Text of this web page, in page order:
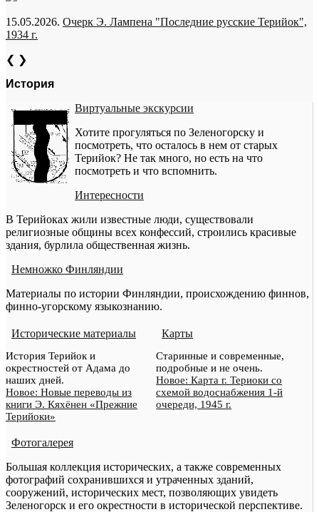
15.05.2026. Очерк Э. Лампена "Последние русские Терийок",
1934 г.
❮ ❯
История
Виртуальные экскурсии
Хотите прогуляться по Зеленогорску и
посмотреть, что осталось в нем от старых
Терийок? Не так много, но есть на что
посмотреть и что вспомнить.
Интересности
В Терийоках жили известные люди, существовали
религиозные общины всех конфессий, строились красивые
здания, бурлила общественная жизнь.
Немножко Финляндии
Материалы по истории Финляндии, происхождению финнов,
финно-угорскому языкознанию.
Исторические материалы
История Терийок и
окрестностей от Адама до
наших дней.
Новое: Новые переводы из
книги Э. Кяхёнен «Прежние
Терийоки»
Карты
Старинные и современные,
подробные и не очень.
Новое: Карта г. Териоки со
схемой водоснабжения 1-й
очереди, 1945 г.
Фотогалерея
Большая коллекция исторических, а также современных
фотографий сохранившихся и утраченных зданий,
сооружений, исторических мест, позволяющих увидеть
Зеленогорск и его окрестности в исторической перспективе.